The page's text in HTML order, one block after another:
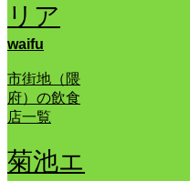
リア
waifu
市街地（隈
府）の飲食
店一覧
菊池エ